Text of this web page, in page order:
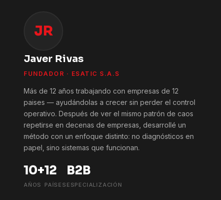
JR
Javer Rivas
FUNDADOR · ESATIC S.A.S
Más de 12 años trabajando con empresas de 12
paises — ayudándolas a crecer sin perder el control
operativo. Después de ver el mismo patrón de caos
repetirse en decenas de empresas, desarrollé un
método con un enfoque distinto: no diagnósticos en
papel, sino sistemas que funcionan.
10+
AÑOS
12
PAÍSES
B2B
ESPECIALIZACIÓN